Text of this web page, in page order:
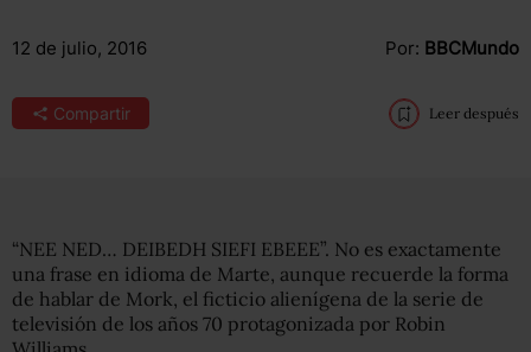
12 de julio, 2016 Por: BBCMundo
Compartir Leer después
“NEE NED… DEIBEDH SIEFI EBEEE”. No es exactamente
una frase en idioma de Marte, aunque recuerde la forma
de hablar de Mork, el ficticio alienígena de la serie de
televisión de los años 70 protagonizada por Robin